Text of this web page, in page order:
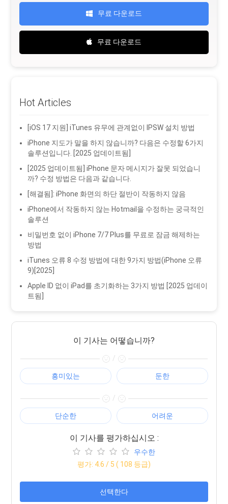
무료 다운로드
무료 다운로드
Hot Articles
[iOS 17 지원] iTunes 유무에 관계없이 IPSW 설치 방법
iPhone 지도가 말을 하지 않습니까? 다음은 수정할 6가지
솔루션입니다. [2025 업데이트됨]
[2025 업데이트됨] iPhone 문자 메시지가 잘못 되었습니
까? 수정 방법은 다음과 같습니다.
[해결됨]: iPhone 화면의 하단 절반이 작동하지 않음
iPhone에서 작동하지 않는 Hotmail을 수정하는 궁극적인
솔루션
비밀번호 없이 iPhone 7/7 Plus를 무료로 잠금 해제하는
방법
iTunes 오류 8 수정 방법에 대한 9가지 방법(iPhone 오류
9)[2025]
Apple ID 없이 iPad를 초기화하는 3가지 방법 [2025 업데이
트됨]
이 기사는 어떻습니까?
/
흥미있는 둔한
/
단순한 어려운
이 기사를 평가하십시오 :
우수한
평가: 4.6 / 5 ( 108 등급)
선택한다